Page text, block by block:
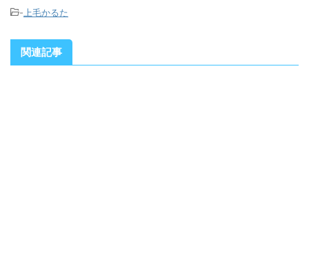
-上毛かるた
関連記事